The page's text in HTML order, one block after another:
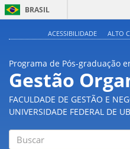
BRASIL
ACESSIBILIDADE ALTO
Programa de Pós-graduação
Gestão
FACULDADE DE GESTÃO E
UNIVERSIDADE FEDERAL DE